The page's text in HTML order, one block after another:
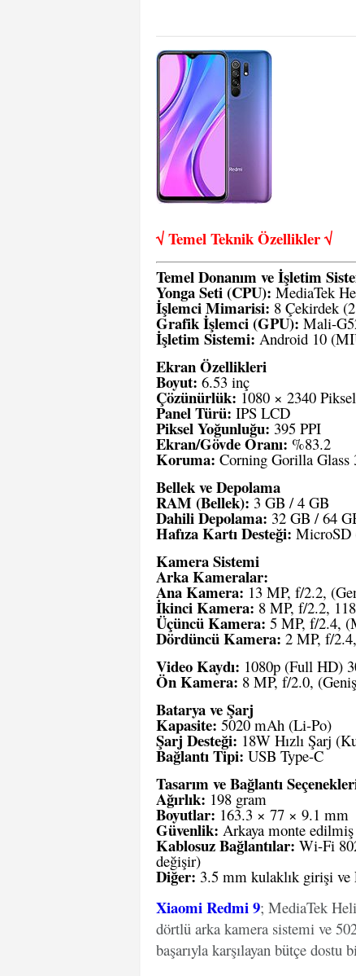
√ Temel Teknik Özellikler √
Temel Donanım ve İşletim
Yonga Seti (CPU): MediaTek
İşlemci Mimarisi: 8 Çekirdek
Grafik İşlemci (GPU): Mali-
İşletim Sistemi:Android 10
Ekran Özellikleri
Boyut: 6.53 inç
Çözünürlük: 1080 × 2340
Panel Türü: IPS LCD
Piksel Yoğunluğu: 395 PPI
Ekran/Gövde Oranı: %83.2
Koruma: Corning Gorilla Glass
Bellek ve Depolama
RAM (Bellek): 3 GB / 4 GB
Dahili Depolama: 32 GB / 64
Hafıza Kartı Desteği: MicroSD
Kamera Sistemi
Arka Kameralar:
Ana Kamera: 13 MP, f/2.2,
İkinci Kamera: 8 MP, f/2.2,
Üçüncü Kamera: 5 MP, f/2.4,
Dördüncü Kamera: 2 MP, f/
Video Kaydı: 1080p (Full HD)
Ön Kamera: 8 MP, f/2.0,
Batarya ve Şarj
Kapasite: 5020 mAh (Li-Po)
Şarj Desteği: 18W Hızlı Şarj
Bağlantı Tipi: USB Type-C
Tasarım ve Bağlantı
Ağırlık: 198 gram
Boyutlar: 163.3 × 77 × 9.1 mm
Güvenlik: Arkaya monte
Kablosuz Bağlantılar: Wi-Fi
değişir)
Diğer:3.5 mm kulaklık girişi ve
Xiaomi Redmi 9; MediaTek
dörtlü arka kamera sistemi ve
başarıyla karşılayan bütçe dostu